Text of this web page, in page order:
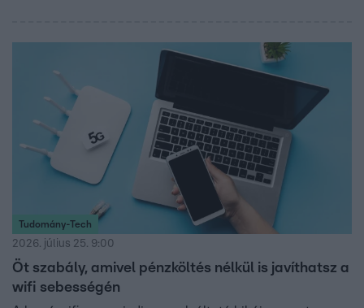
Tudomány-Tech
2026. július 25. 9:00
Öt szabály, amivel pénzköltés nélkül is javíthatsz a
wifi sebességén